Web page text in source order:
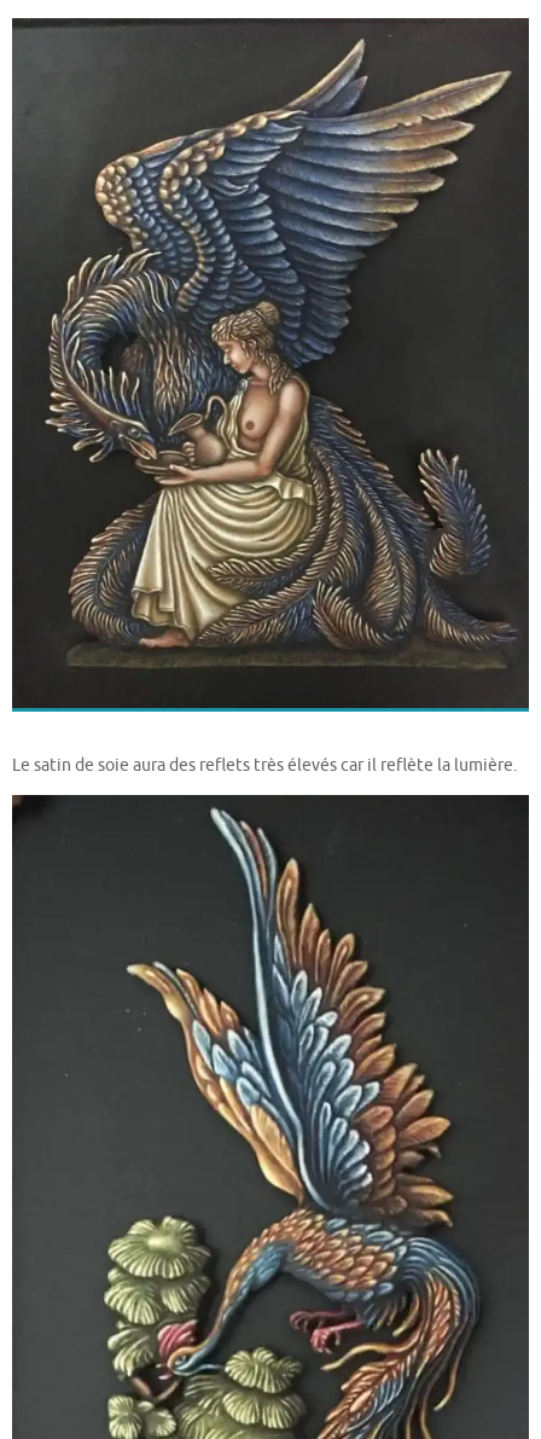
Le satin de soie aura des reflets très élevés car il reflète la lumière.